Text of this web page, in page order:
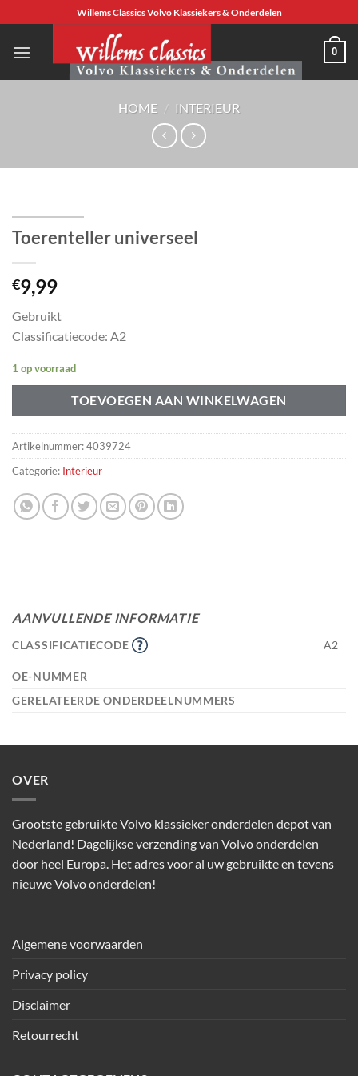
naar
inhoud
Willems Classics Volvo Klassiekers & Onderdelen
0
HOME / INTERIEUR
Toerenteller universeel
€9,99
Gebruikt
Classificatiecode: A2
1 op voorraad
TOEVOEGEN AAN WINKELWAGEN
Artikelnummer:4039724
Categorie: Interieur
AANVULLENDE INFORMATIE
CLASSIFICATIECODE A2
OE-NUMMER
GERELATEERDE ONDERDEELNUMMERS
OVER
Grootste gebruikte Volvo klassieker onderdelen depot van
Nederland! Dagelijkse verzending van Volvo onderdelen
door heel Europa. Het adres voor al uw gebruikte en tevens
nieuwe Volvo onderdelen!
Algemene voorwaarden
Privacy policy
Disclaimer
Retourrecht